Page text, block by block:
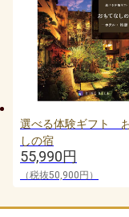
選べる体験ギフト
しの宿
55,990円
（税抜50,900円）